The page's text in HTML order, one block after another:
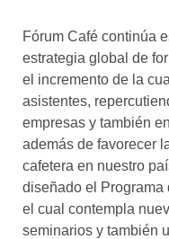
el café siempre tiene
algo nuevo que
enseñarnos
BOLSA DE
¡te imaginas vivir de tu pasión
por el café?
CONTACTO
¡queremos saber
Fórum Café continúa
estrategia global de
el incremento de la
asistentes,
empresas y también
además de favorecer
cafetera en nuestro
diseñado el Programa
el cual contempla
seminarios y también